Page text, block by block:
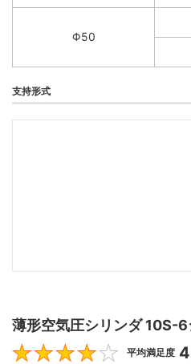
Φ50
支持形式
薄形空気圧シリンダ 10S-
平均満足度